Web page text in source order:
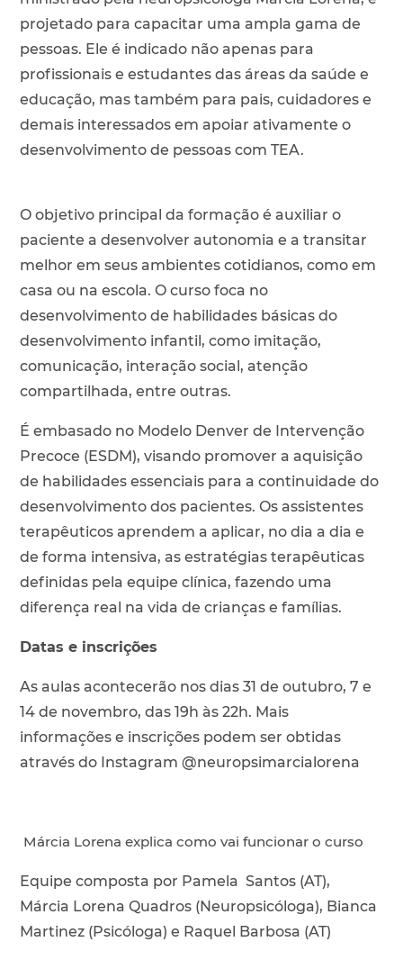
projetado para capacitar uma ampla gama de
pessoas. Ele é indicado não apenas para
profissionais e estudantes das áreas da saúde e
educação, mas também para pais, cuidadores e
demais interessados em apoiar ativamente o
desenvolvimento de pessoas com TEA.
O objetivo principal da formação é auxiliar o
paciente a desenvolver autonomia e a transitar
melhor em seus ambientes cotidianos, como em
casa ou na escola. O curso foca no
desenvolvimento de habilidades básicas do
desenvolvimento infantil, como imitação,
comunicação, interação social, atenção
compartilhada, entre outras.
É embasado no Modelo Denver de Intervenção
Precoce (ESDM), visando promover a aquisição
de habilidades essenciais para a continuidade do
desenvolvimento dos pacientes. Os assistentes
terapêuticos aprendem a aplicar, no dia a dia e
de forma intensiva, as estratégias terapêuticas
definidas pela equipe clínica, fazendo uma
diferença real na vida de crianças e famílias.
Datas e inscrições
As aulas acontecerão nos dias 31 de outubro, 7 e
14 de novembro, das 19h às 22h. Mais
informações e inscrições podem ser obtidas
através do Instagram @neuropsimarcialorena
Márcia Lorena explica como vai funcionar o curso
Equipe composta por Pamela Santos (AT),
Márcia Lorena Quadros (Neuropsicóloga), Bianca
Martinez (Psicóloga) e Raquel Barbosa (AT)